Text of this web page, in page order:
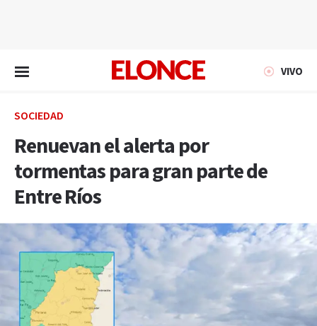
VIVO
SOCIEDAD
Renuevan el alerta por
tormentas para gran parte de
Entre Ríos